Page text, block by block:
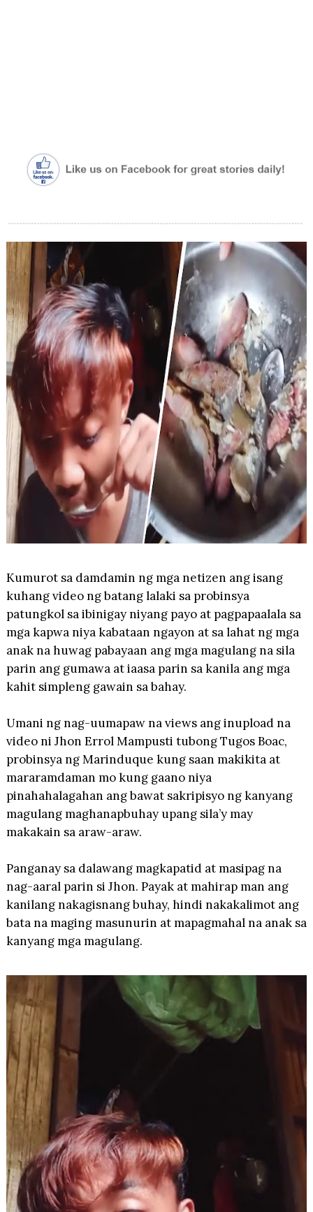
Kumurot sa damdamin ng mga netizen ang isang
kuhang video ng batang lalaki sa probinsya
patungkol sa ibinigay niyang payo at pagpapaalala sa
mga kapwa niya kabataan ngayon at sa lahat ng mga
anak na huwag pabayaan ang mga magulang na sila
parin ang gumawa at iaasa parin sa kanila ang mga
kahit simpleng gawain sa bahay.
Umani ng nag-uumapaw na views ang inupload na
video ni Jhon Errol Mampusti tubong Tugos Boac,
probinsya ng Marinduque kung saan makikita at
mararamdaman mo kung gaano niya
pinahahalagahan ang bawat sakripisyo ng kanyang
magulang maghanapbuhay upang sila’y may
makakain sa araw-araw.
Panganay sa dalawang magkapatid at masipag na
nag-aaral parin si Jhon. Payak at mahirap man ang
kanilang nakagisnang buhay, hindi nakakalimot ang
bata na maging masunurin at mapagmahal na anak sa
kanyang mga magulang.